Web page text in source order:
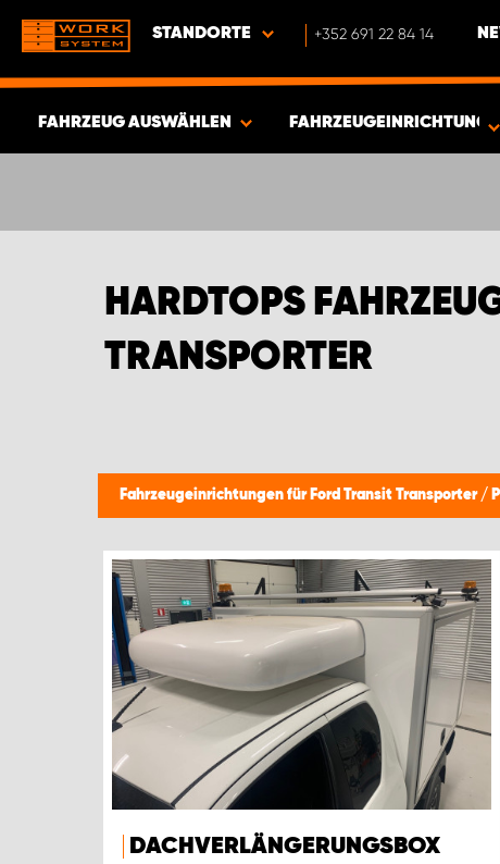
STANDORTE +352 691 22 84 14
FAHRZEUG AUSWÄHLEN
HARDTOPS
TRANSPORTER
Fahrzeugeinrichtungen für Ford Transit Transporter /
DACHVERLÄNGERUNGSBOX